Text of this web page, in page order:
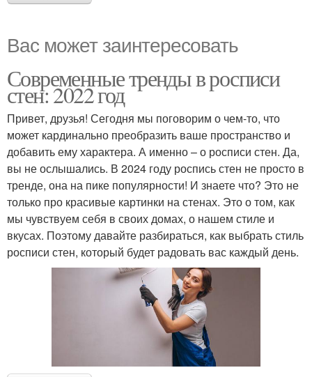
Вас может заинтересовать
Современные тренды в росписи
стен: 2022 год
Привет, друзья! Сегодня мы поговорим о чем-то, что
может кардинально преобразить ваше пространство и
добавить ему характера. А именно – о росписи стен. Да,
вы не ослышались. В 2024 году роспись стен не просто в
тренде, она на пике популярности! И знаете что? Это не
только про красивые картинки на стенах. Это о том, как
мы чувствуем себя в своих домах, о нашем стиле и
вкусах. Поэтому давайте разбираться, как выбрать стиль
росписи стен, который будет радовать вас каждый день.